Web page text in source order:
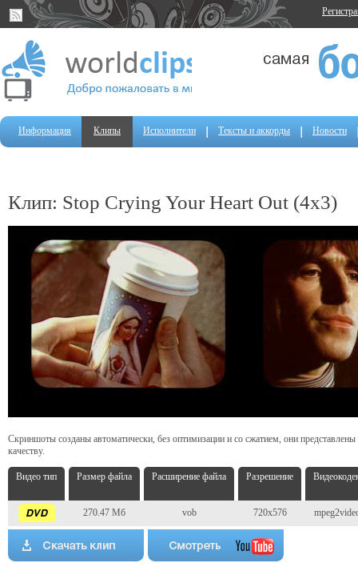
Информация Клипы Исполнители Тексты и аккорды Новости
Клип: Stop Crying Your Heart Out (4x3)
Скриншоты созданы автоматически, без оптимизации и со сжатием, они
качеству.
Видео тип Размер файла Расширение файла Разрешение
270.47 Мб vob 720x576